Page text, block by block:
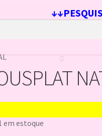
em estoque